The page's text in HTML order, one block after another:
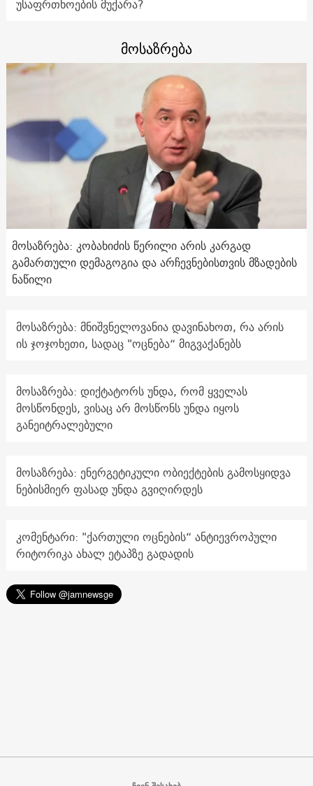
უსაფრთხოების მუქარა?
მოსაზრება
მოსაზრება: კობახიძის წერილი არის კარგად
გამართული დემაგოგია და არჩევნებისთვის მზადების
ნაწილი
მოსაზრება: მნიშვნელოვანია დავინახოთ, რა არის
ის ჯოჯოხეთი, სადაც "ოცნება“ მიგვაქანებს
მოსაზრება: დიქტატორს უნდა, რომ ყველას
მოსწონდეს, ვისაც არ მოსწონს უნდა იყოს
განეიტრალებული
მოსაზრება: ენერგეტიკული ობიექტების გამოსყიდვა
ნებისმიერ ფასად უნდა გვიღირდეს
კომენტარი: "ქართული ოცნების“ ანტიევროპული
რიტორიკა ახალ ეტაპზე გადადის